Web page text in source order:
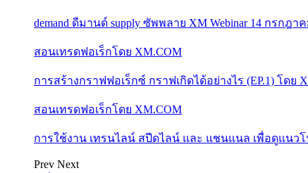
demand ดีมานด์ supply ซัพพลาย XM Webinar 14 กรกฎาค
สอนเทรดฟอเร็กโดย XM.COM
การสร้างกราฟฟอเร็กซ์ กราฟเกิดได้อย่างไร (EP.1) โดย
สอนเทรดฟอเร็กโดย XM.COM
การใช้งาน เทรนไลน์ สปีดไลน์ และ แชนแนล เพื่อดูแนวโ
Prev Next